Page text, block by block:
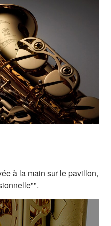
à la main sur le pavillon,